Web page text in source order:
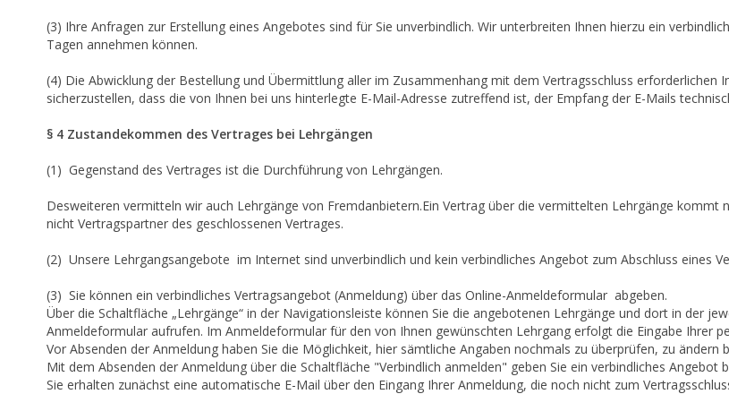
(3) Ihre Anfragen zur Erstellung eines Angebotes sind für Sie unverbindlich. Wir unterbreiten Ihnen hierzu ein
Tagen annehmen können.
(4) Die Abwicklung der Bestellung und Übermittlung aller im Zusammenhang mit dem Vertragsschluss
sicherzustellen, dass die von Ihnen bei uns hinterlegte E-Mail-Adresse zutreffend ist, der Empfang der E-Mails
§ 4 Zustandekommen des Vertrages bei Lehrgängen
(1) Gegenstand des Vertrages ist die Durchführung von Lehrgängen.
Desweiteren vermitteln wir auch Lehrgänge von Fremdanbietern.Ein Vertrag über die vermittelten Lehrgänge
nicht Vertragspartner des geschlossenen Vertrages.
(2) Unsere Lehrgangsangebote im Internet sind unverbindlich und kein verbindliches Angebot zum Abschluss eines
(3) Sie können ein verbindliches Vertragsangebot (Anmeldung) über das Online-Anmeldeformular abgeben.
Über die Schaltfläche „Lehrgänge“ in der Navigationsleiste können Sie die angebotenen Lehrgänge und dort in der
Anmeldeformular aufrufen. Im Anmeldeformular für den von Ihnen gewünschten Lehrgang erfolgt die Eingabe Ihrer
Vor Absenden der Anmeldung haben Sie die Möglichkeit, hier sämtliche Angaben nochmals zu überprüfen, zu ändern
Mit dem Absenden der Anmeldung über die Schaltfläche "Verbindlich anmelden" geben Sie ein verbindliches Angebot
Sie erhalten zunächst eine automatische E-Mail über den Eingang Ihrer Anmeldung, die noch nicht zum